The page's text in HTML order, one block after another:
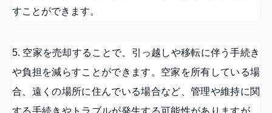
すことができます。
5. 空家を売却することで、引っ越しや移転に伴う手続き
や負担を減らすことができます。空家を所有している場
合、遠くの場所に住んでいる場合など、管理や維持に関
する手続きやトラブルが発生する可能性がありますが、